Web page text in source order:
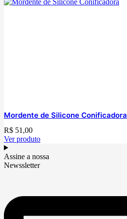
Mordente de Silicone Conificadora
R$ 51,00
Ver produto
Assine a nossa
Newssletter